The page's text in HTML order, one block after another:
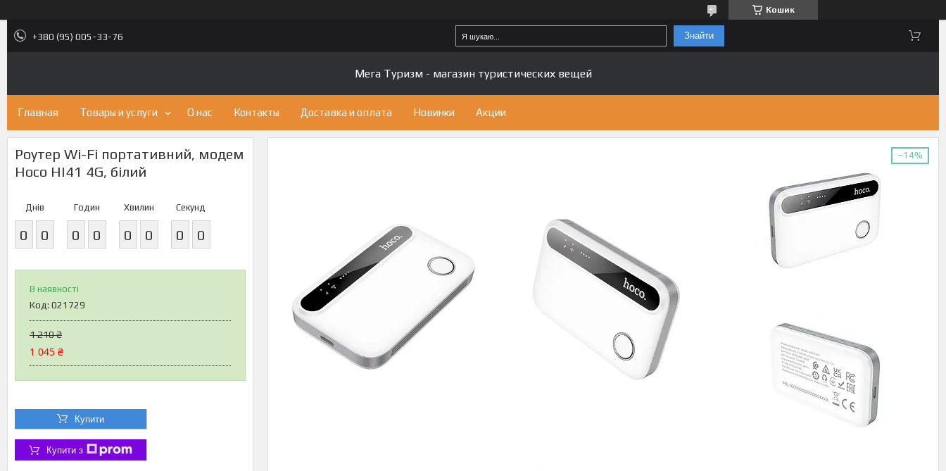
Кошик
+380 (95) 005-33-76 Знайти
Мега Туризм - магазин туристических вещей
Главная Товары и услуги О нас Контакты Доставка и оплата Новинки Акции
Роутер Wi-Fi портативний, модем
Hoco HI41 4G, білий
Днів
0 0
Годин
0 0
Хвилин
0 0
Секунд
0 0
В наявності
Код: 021729
1 210 ₴
1 045 ₴
Купити
Купити з
–14%